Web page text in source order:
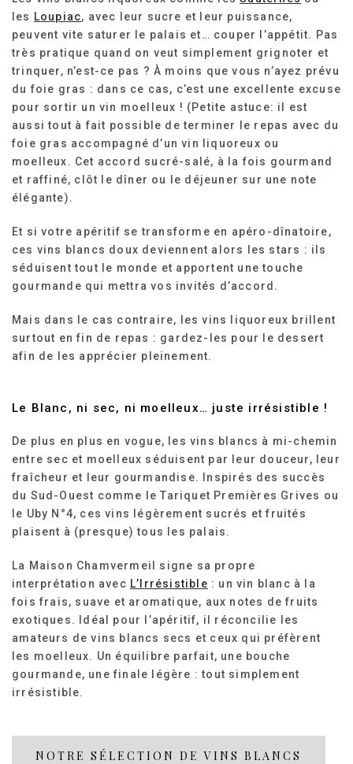
les Loupiac, avec leur sucre et leur puissance,
peuvent vite saturer le palais et… couper l’appétit. Pas
très pratique quand on veut simplement grignoter et
trinquer, n’est-ce pas ? À moins que vous n’ayez prévu
du foie gras : dans ce cas, c’est une excellente excuse
pour sortir un vin moelleux ! (Petite astuce: il est
aussi tout à fait possible de terminer le repas avec du
foie gras accompagné d’un vin liquoreux ou
moelleux. Cet accord sucré-salé, à la fois gourmand
et raffiné, clôt le dîner ou le déjeuner sur une note
élégante).
Et si votre apéritif se transforme en apéro-dînatoire,
ces vins blancs doux deviennent alors les stars : ils
séduisent tout le monde et apportent une touche
gourmande qui mettra vos invités d’accord.
Mais dans le cas contraire, les vins liquoreux brillent
surtout en fin de repas : gardez-les pour le dessert
afin de les apprécier pleinement.
Le Blanc, ni sec, ni moelleux… juste irrésistible !
De plus en plus en vogue, les vins blancs à mi-chemin
entre sec et moelleux séduisent par leur douceur, leur
fraîcheur et leur gourmandise. Inspirés des succès
du Sud-Ouest comme le Tariquet Premières Grives ou
le Uby N°4, ces vins légèrement sucrés et fruités
plaisent à (presque) tous les palais.
La Maison Chamvermeil signe sa propre
interprétation avec L’Irrésistible : un vin blanc à la
fois frais, suave et aromatique, aux notes de fruits
exotiques. Idéal pour l’apéritif, il réconcilie les
amateurs de vins blancs secs et ceux qui préfèrent
les moelleux. Un équilibre parfait, une bouche
gourmande, une finale légère : tout simplement
irrésistible.
NOTRE SÉLECTION DE VINS BLANCS